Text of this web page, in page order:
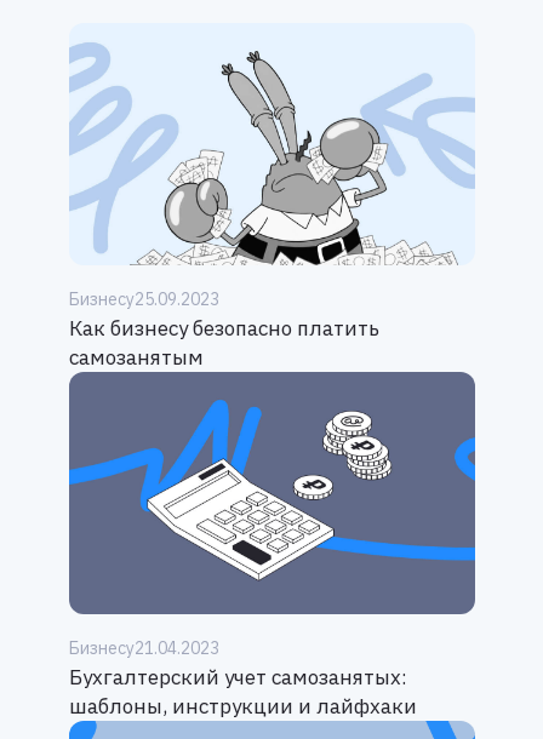
Бизнесу25.09.2023
Как бизнесу безопасно платить
самозанятым
Бизнесу21.04.2023
Бухгалтерский учет самозанятых:
шаблоны, инструкции и лайфхаки